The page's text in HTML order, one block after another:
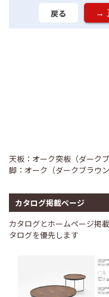
戻る
天板：オーク突板（ダークブ
脚：オーク（ダークブラウン
カタログ掲載ページ
カタログとホームページ掲
タログを優先します